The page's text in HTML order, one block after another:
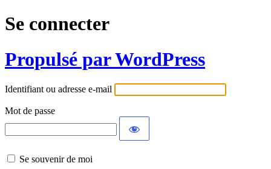
Se connecter
Propulsé par WordPress
Identifiant ou adresse e-mail
Mot de passe
Se souvenir de moi